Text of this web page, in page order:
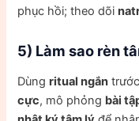
phục hồi; theo dõi
5) Làm sao rèn
Dùngritual ngắn
cực, mô phỏng bài